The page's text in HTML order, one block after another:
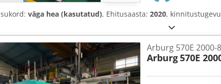
väga hea (kasutatud), Ehitusaasta: 2020,
Arburg 570E 2000-
Arburg570E